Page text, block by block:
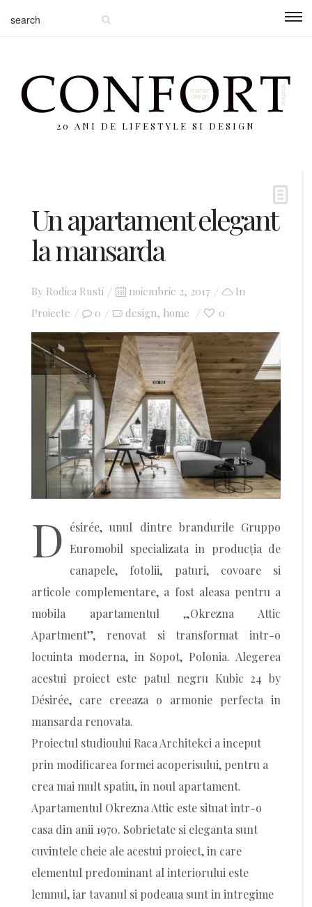
20 ANI DE LIFESTYLE SI DESIGN
Un apartament elegant
la mansarda
By Rodica Rusti
Posted
on
noiembrie 2, 2017
In
Proiecte
0 design, home 0
D ésirée, unul dintre brandurile Gruppo
Euromobil specializata in producţia de
canapele, fotolii, paturi, covoare si
articole complementare, a fost aleasa pentru a
mobila apartamentul „Okrezna Attic
Apartment”, renovat si transformat intr-o
locuinta moderna, in Sopot, Polonia. Alegerea
acestui proiect este patul negru Kubic 24 by
Désirée, care creeaza o armonie perfecta in
mansarda renovata.
Proiectul studioului Raca Architekci a inceput
prin modificarea formei acoperisului, pentru a
crea mai mult spatiu, in noul apartament.
Apartamentul Okrezna Attic este situat intr-o
casa din anii 1970. Sobrietate si eleganta sunt
cuvintele cheie ale acestui proiect, in care
elementul predominant al interiorului este
lemnul, iar tavanul si podeaua sunt in intregime